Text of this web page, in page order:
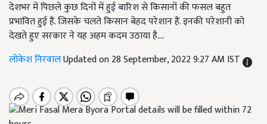
देशभर में पिछले कुछ दिनों में हुई बारिश से किसानों की फसल बहुत
प्रभावित हुई हैं. जिसके चलते किसान बेहद परेशान हैं. इनकी परेशानी को
देखते हुए सरकार ने यह अहम कदम उठाया है....
लोकेश निरवालUpdated on 28 September, 2022 9:27 AM IST